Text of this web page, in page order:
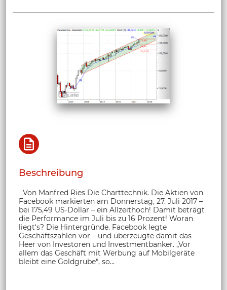
Beschreibung
Von Manfred Ries Die Charttechnik. Die Aktien von
Facebook markierten am Donnerstag, 27. Juli 2017 –
bei 175,49 US-Dollar – ein Allzeithoch! Damit beträgt
die Performance im Juli bis zu 16 Prozent! Woran
liegt‘s? Die Hintergründe. Facebook legte
Geschäftszahlen vor – und überzeugte damit das
Heer von Investoren und Investmentbanker. „Vor
allem das Geschäft mit Werbung auf Mobilgeräte
bleibt eine Goldgrube“, so...